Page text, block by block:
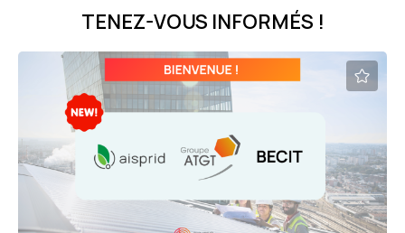
TENEZ-VOUS INFORMÉS !